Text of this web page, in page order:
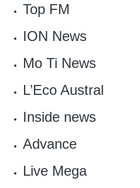
Top FM
ION News
Mo Ti News
L’Eco Austral
Inside news
Advance
Live Mega